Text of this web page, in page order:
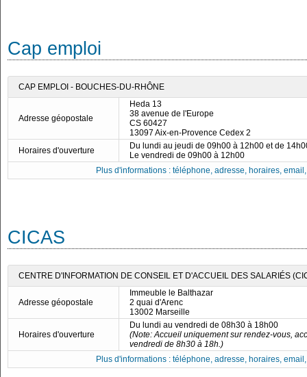
Cap emploi
CAP EMPLOI - BOUCHES-DU-RHÔNE
Adresse géopostale
Heda 13
38 avenue de l'Europe
CS 60427
13097 Aix-en-Provence Cedex 2
Horaires d'ouverture
Du lundi au jeudi de 09h00 à 12h00 et de
Le vendredi de 09h00 à 12h00
Plus d'informations : téléphone, adresse, horaires,
CICAS
CENTRE D'INFORMATION DE CONSEIL ET D'ACCUEIL DES SALARIÉS
Adresse géopostale
Immeuble le Balthazar
2 quai d'Arenc
13002 Marseille
Horaires d'ouverture
Du lundi au vendredi de 08h30 à 18h00
(Note: Accueil uniquement sur rendez-vous,
vendredi de 8h30 à 18h.)
Plus d'informations : téléphone, adresse, horaires,